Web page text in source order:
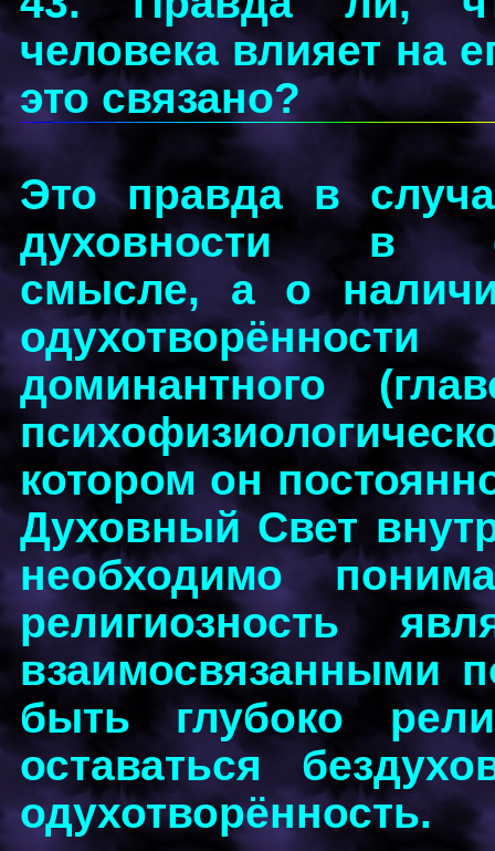
человека влияет на
это связано?
Это правда в
духовности в
смысле, а о
доминантного
котором он
Духовный Свет
необходимо
религиозность
взаимосвязанными
быть глубоко
оставаться
одухотворённость.